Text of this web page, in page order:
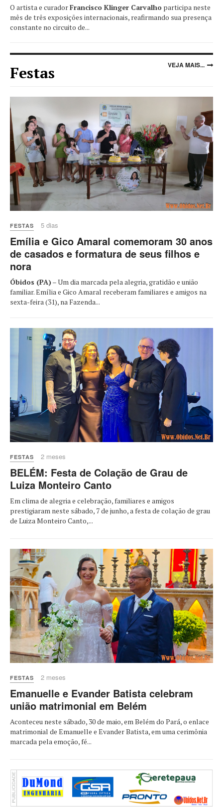
O artista e curadorFrancisco Klinger Carvalho participa neste
mês de três exposições internacionais, reafirmando sua presença
constante no circuito de...
Festas VEJA MAIS...
FESTAS 5 dias
Emília e Gico Amaral comemoram 30 anos
de casados e formatura de seus filhos e
nora
Óbidos (PA)– Um dia marcada pela alegria, gratidão e união
familiar. Emília e Gico Amaral receberam familiares e amigos na
sexta-feira (31), na Fazenda...
FESTAS 2 meses
BELÉM: Festa de Colação de Grau de
Luiza Monteiro Canto
Em clima de alegria e celebração, familiares e amigos
prestigiaram neste sábado, 7 de junho, a festa de colação de grau
de Luiza Monteiro Canto,...
FESTAS 2 meses
Emanuelle e Evander Batista celebram
união matrimonial em Belém
Aconteceu neste sábado, 30 de maio, em Belém do Pará, o enlace
matrimonial de Emanuelle e Evander Batista, em uma cerimônia
marcada pela emoção, fé...